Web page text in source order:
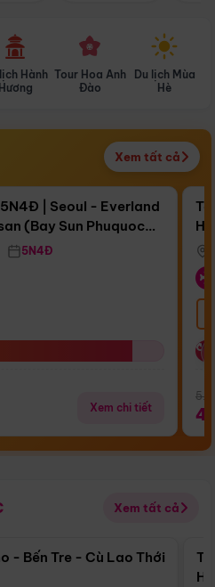
Hành
Hương
Tour Hoa Anh
Đào
Du lịch Mùa
Hè
Xem tất cả
Điểm nổi bật
| Seoul - Everland
(Bay Sun Phuquoc
5N4Đ
Xem chi tiết
Xem tất cả
Điểm nổi bật
- Bến Tre - Cù Lao Thới